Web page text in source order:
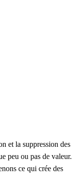
et la suppression des
peu ou pas de valeur.
ce qui crée des